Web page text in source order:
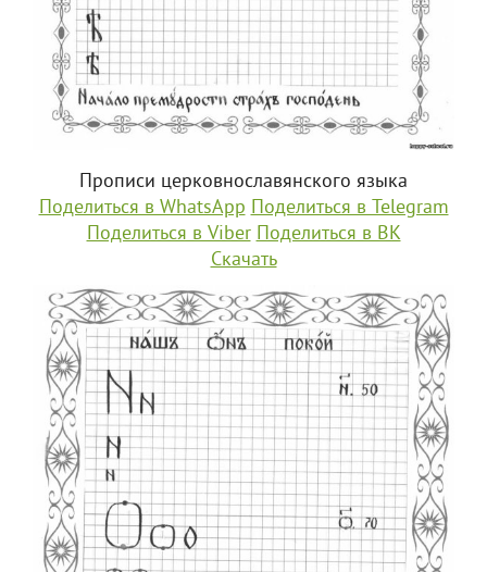
Прописи церковнославянского языка
Поделиться в WhatsApp Поделиться в Telegram
Поделиться в Viber Поделиться в ВК
Скачать